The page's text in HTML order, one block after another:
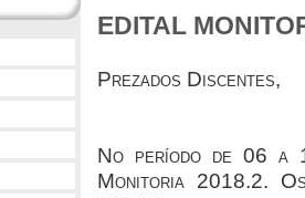
EDITAL
Prezados Discentes,
No período de 06 a
Monitoria 2018.2.